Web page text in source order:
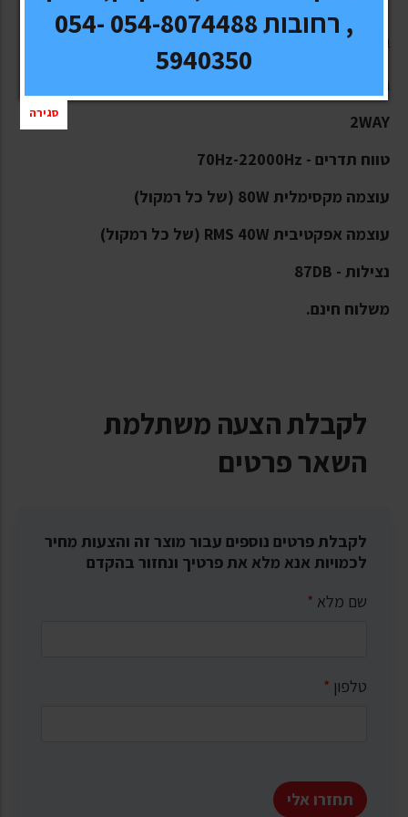
רמקולים Rockford Fosgate P-152 PUNCH
גודל "5.25
2WAY
טווח תדרים - 70Hz-22000Hz
עוצמה מקסימלית 80W (של כל רמקול)
עוצמה אפקטיבית RMS 40W (של כל רמקול)
נצילות - 87DB
משלוח חינם.
לקבלת הצעה משתלמת
השאר פרטים
לקבלת פרטים נוספים עבור מוצר זה והצעות מחיר
לכמויות אנא מלא את פרטיך ונחזור בהקדם
שם מלא *
טלפון *
תחזרו אלי
, רחובות 054-8074488 054-
5940350
סגירה